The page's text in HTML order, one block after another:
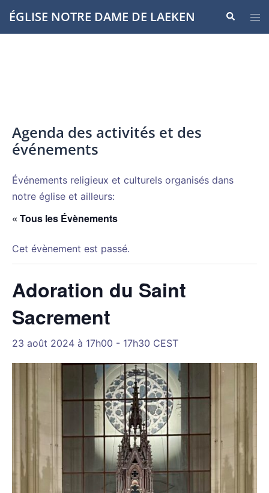
Aller
auÉGLISE NOTRE DAME DE LAEKEN
le
Agenda des activités et des
événements
Événements religieux et culturels organisés dans
notre église et ailleurs:
« Tous les Évènements
Cet évènement est passé.
Adoration du Saint
Sacrement
23 août 2024 à 17h00 - 17h30 CEST